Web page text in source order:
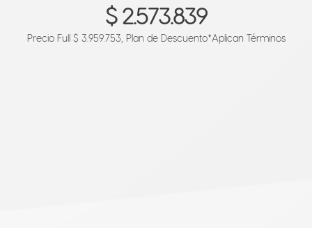
$ 2.573.839
Precio Full $ 3.959.753, Plan de Descuento*Aplican Términos